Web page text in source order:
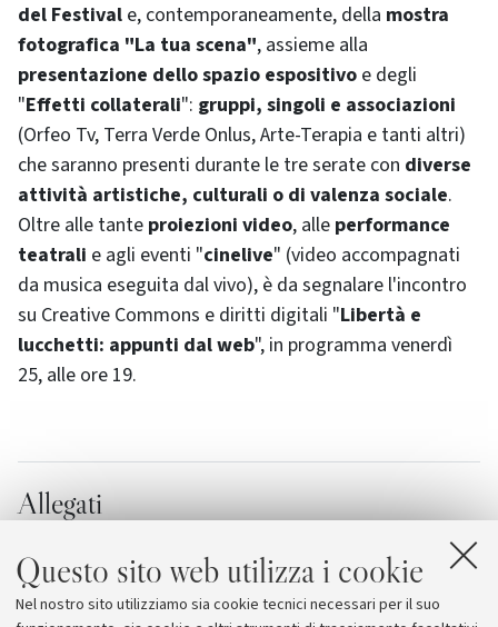
Questo sito web utilizza i cookie
Nel nostro sito utilizziamo sia cookie tecnici necessari per il suo
del Festival e, contemporaneamente, della mostra
fotografica "La tua scena", assieme alla
presentazione dello spazio espositivo e degli
"Effetti collaterali": gruppi, singoli e associazioni
(Orfeo Tv, Terra Verde Onlus, Arte-Terapia e tanti altri)
che saranno presenti durante le tre serate con diverse
attività artistiche, culturali o di valenza sociale.
Oltre alle tante proiezioni video, alle performance
teatrali e agli eventi "cinelive" (video accompagnati
da musica eseguita dal vivo), è da segnalare l'incontro
su Creative Commons e diritti digitali "Libertà e
lucchetti: appunti dal web", in programma venerdì
25, alle ore 19.
Allegati
[251.7 KB]
No Filter Festival